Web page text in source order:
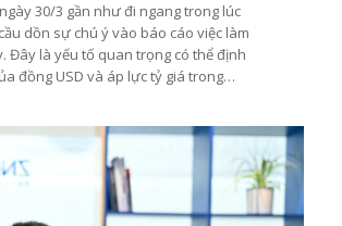
30/3 gần như đi ngang trong lúc
dồn sự chú ý vào báo cáo việc làm
Đây là yếu tố quan trọng có thể định
đồng USD và áp lực tỷ giá trong